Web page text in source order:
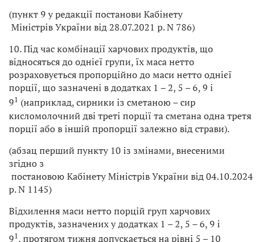
(пункт 9 у редакції постанови Кабінету
Міністрів України від 28.07.2021 р. N 786)
10. Під час комбінації харчових продуктів, що
відносяться до однієї групи, їх маса нетто
розраховується пропорційно до маси нетто однієї
порції, що зазначені в додатках 1 – 2, 5 – 6, 9 і
91 (наприклад, сирники із сметаною – сир
кисломолочний дві треті порції та сметана одна третя
порції або в іншій пропорції залежно від страви).
(абзац перший пункту 10 із змінами, внесеними
згідно з
постановою Кабінету Міністрів України від 04.10.2024
р. N 1145)
Відхилення маси нетто порцій груп харчових
продуктів, зазначених у додатках 1 – 2, 5 – 6, 9 і
91, протягом тижня допускається на рівні 5 – 10